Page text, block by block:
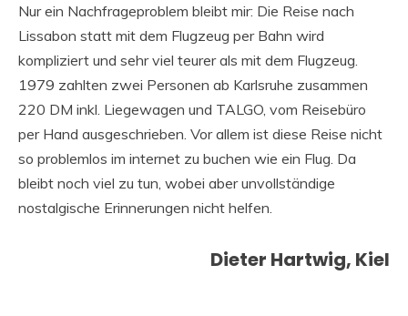
Nur ein Nachfrageproblem bleibt mir: Die Reise nach
Lissabon statt mit dem Flugzeug per Bahn wird
kompliziert und sehr viel teurer als mit dem Flugzeug.
1979 zahlten zwei Personen ab Karlsruhe zusammen
220 DM inkl. Liegewagen und TALGO, vom Reisebüro
per Hand ausgeschrieben. Vor allem ist diese Reise nicht
so problemlos im internet zu buchen wie ein Flug. Da
bleibt noch viel zu tun, wobei aber unvollständige
nostalgische Erinnerungen nicht helfen.
Dieter Hartwig, Kiel